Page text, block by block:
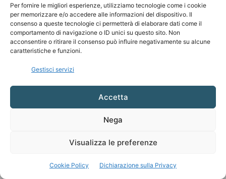
Per fornire le migliori esperienze, utilizziamo tecnologie come i cookie
per memorizzare e/o accedere alle informazioni del dispositivo. Il
consenso a queste tecnologie ci permetterà di elaborare dati come il
comportamento di navigazione o ID unici su questo sito. Non
acconsentire o ritirare il consenso può influire negativamente su alcune
caratteristiche e funzioni.
Gestisci servizi
Accetta
Nega
Visualizza le preferenze
Cookie Policy Dichiarazione sulla Privacy